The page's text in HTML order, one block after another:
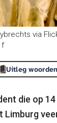
via
Uitleg woorden
die op
Limburg